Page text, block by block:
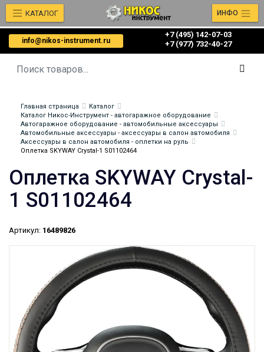
info@nikos-instrument.ru
+7 (495) 142-07-03
‎‎+7 (977) 732-40-27
КАТАЛОГ ИНФО
Главная страница
Каталог
Каталог Никос-Инструмент - автогаражное оборудование
Автогаражное оборудование - автомобильные аксессуары
Автомобильные аксессуары - аксессуары в салон автомобиля
Аксессуары в салон автомобиля - оплетки на руль
Оплетка SKYWAY Crystal-1 S01102464
Оплетка SKYWAY Crystal-
1 S01102464
Артикул: 16489826